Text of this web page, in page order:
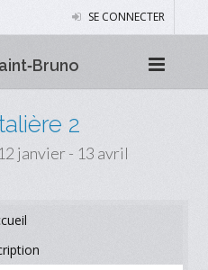
SE CONNECTER
2
janvier - 13 avril